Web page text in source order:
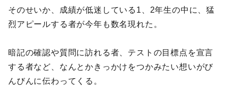
そのせいか、成績が低迷している1、2年生の中に、猛
烈アピールする者が今年も数名現れた。
暗記の確認や質問に訪れる者、テストの目標点を宣言
する者など、なんとかきっかけをつかみたい想いがび
んびんに伝わってくる。